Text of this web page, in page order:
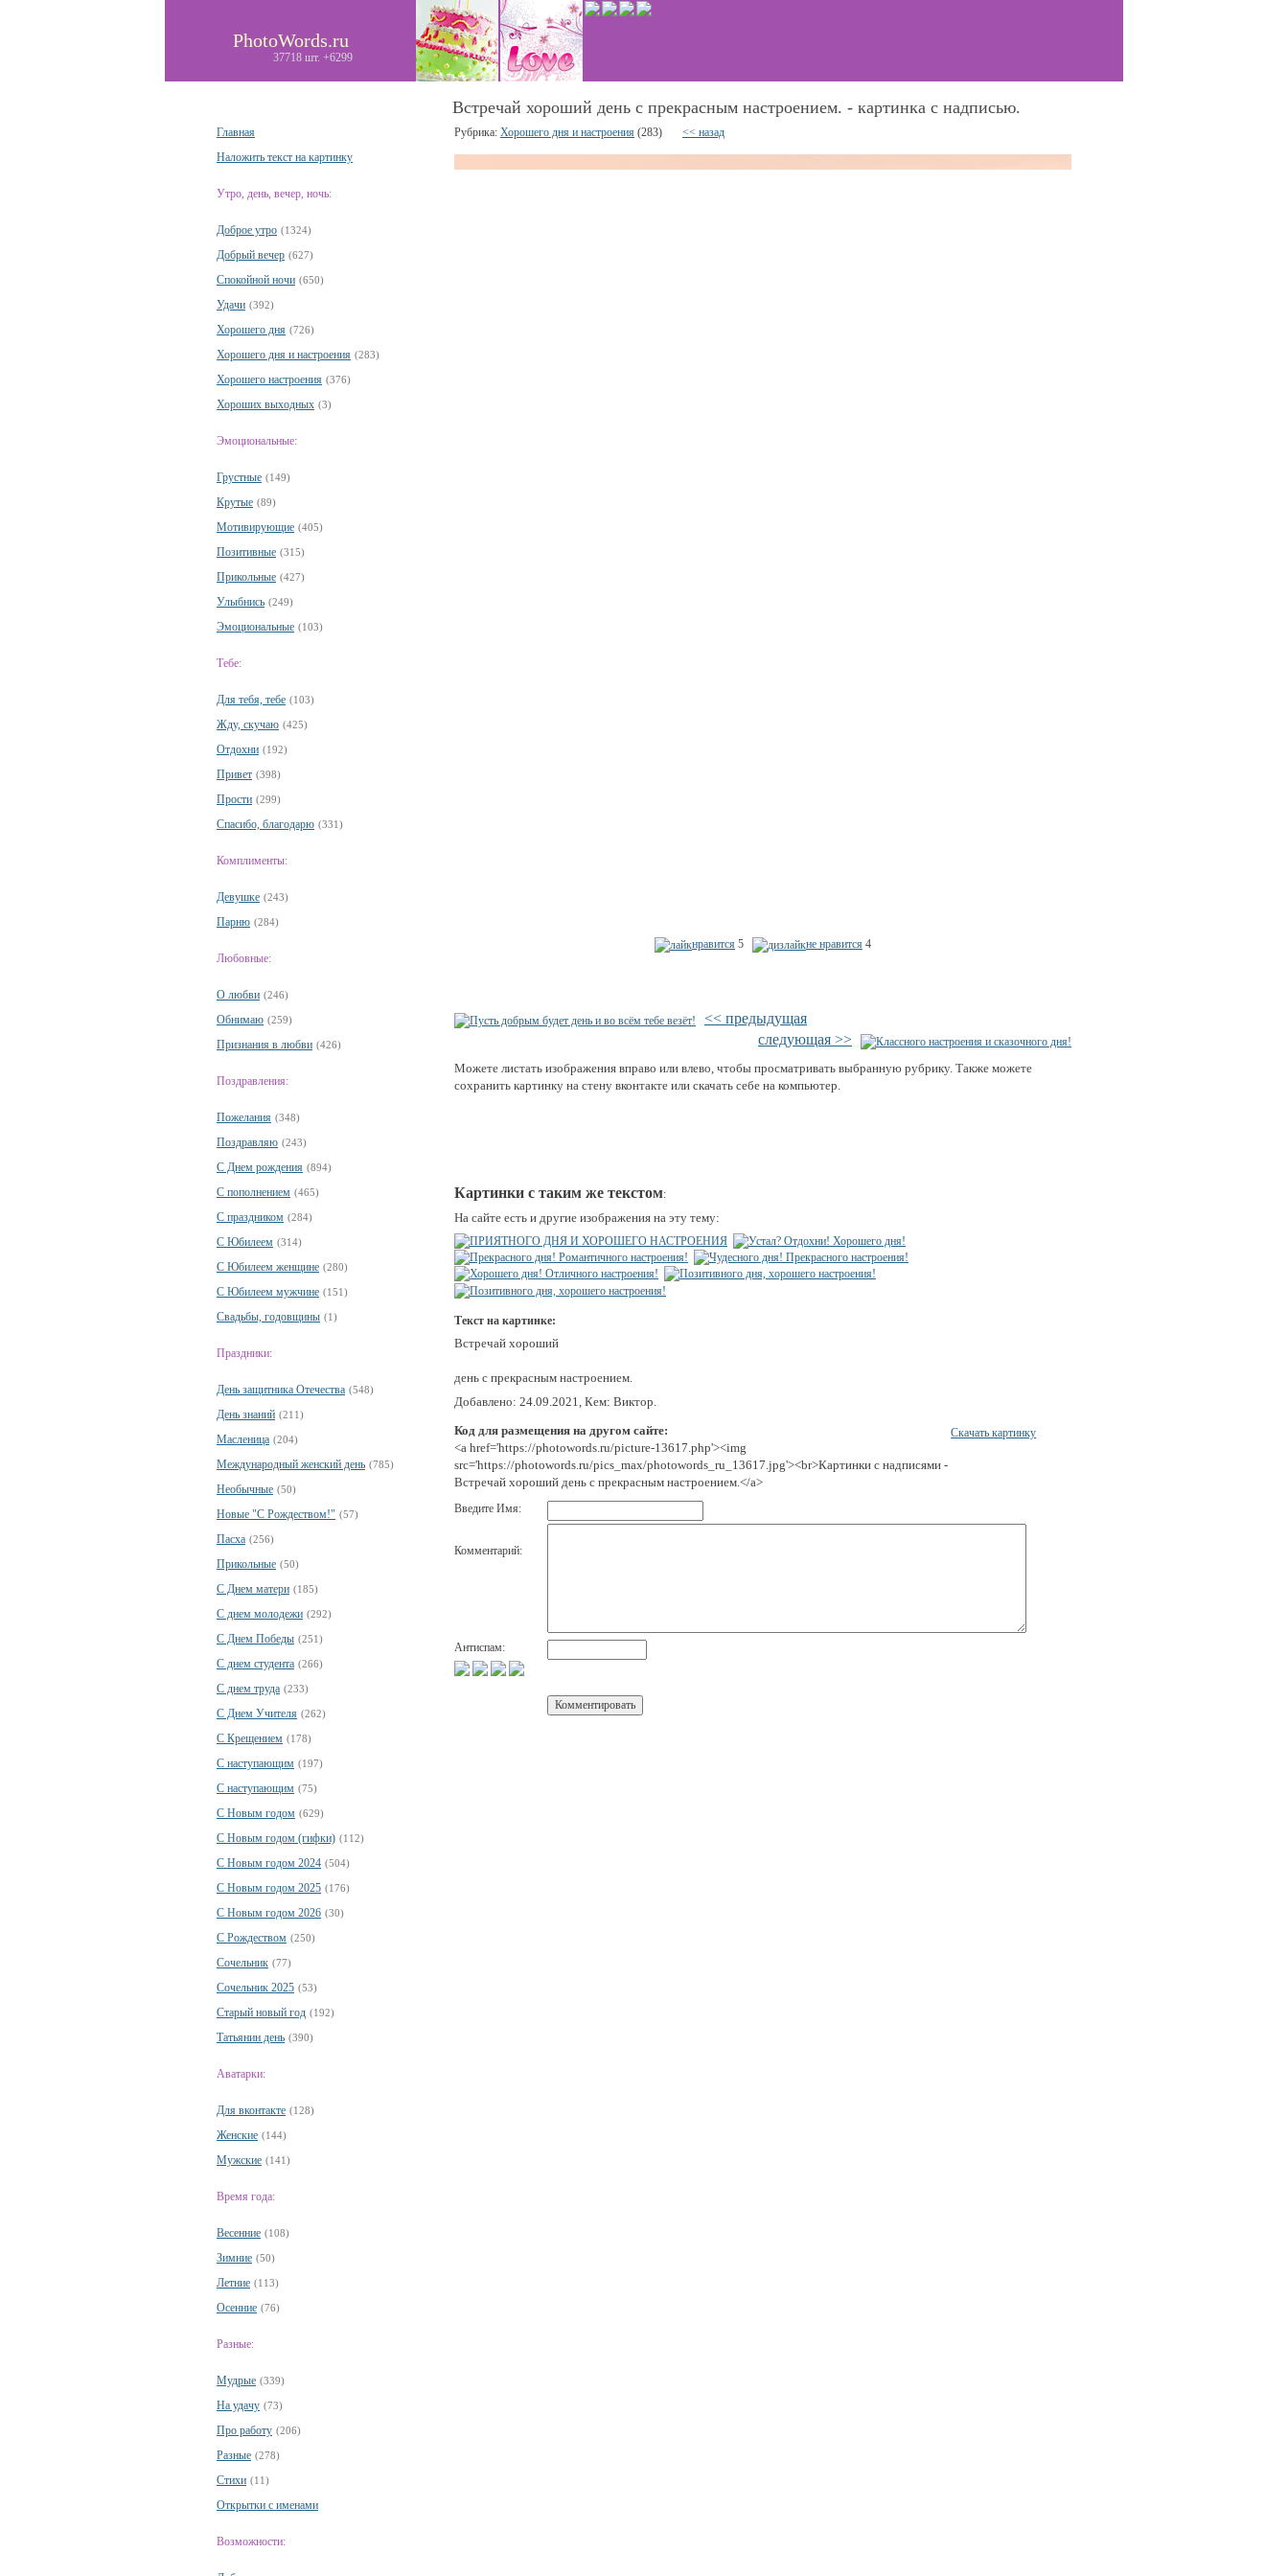
PhotoWords.ru
37718 шт. +6299
Главная
Наложить текст на картинку
Утро, день, вечер, ночь:
Доброе утро (1324)
Добрый вечер (627)
Спокойной ночи (650)
Удачи (392)
Хорошего дня (726)
Хорошего дня и настроения (283)
Хорошего настроения (376)
Хороших выходных (3)
Эмоциональные:
Грустные (149)
Крутые (89)
Мотивирующие (405)
Позитивные (315)
Прикольные (427)
Улыбнись (249)
Эмоциональные (103)
Тебе:
Для тебя, тебе (103)
Жду, скучаю (425)
Отдохни (192)
Привет (398)
Прости (299)
Спасибо, благодарю (331)
Комплименты:
Девушке (243)
Парню (284)
Любовные:
О любви (246)
Обнимаю (259)
Признания в любви (426)
Поздравления:
Пожелания (348)
Поздравляю (243)
С Днем рождения (894)
С пополнением (465)
С праздником (284)
С Юбилеем (314)
С Юбилеем женщине (280)
С Юбилеем мужчине (151)
Свадьбы, годовщины (1)
Праздники:
День защитника Отечества (548)
День знаний (211)
Масленица (204)
Международный женский день (785)
Необычные (50)
Новые "С Рождеством!" (57)
Пасха (256)
Прикольные (50)
С Днем матери (185)
С днем молодежи (292)
С Днем Победы (251)
С днем студента (266)
С днем труда (233)
С Днем Учителя (262)
С Крещением (178)
С наступающим (197)
С наступающим (75)
С Новым годом (629)
С Новым годом (гифки) (112)
С Новым годом 2024 (504)
С Новым годом 2025 (176)
С Новым годом 2026 (30)
С Рождеством (250)
Сочельник (77)
Сочельник 2025 (53)
Старый новый год (192)
Татьянин день (390)
Аватарки:
Для вконтакте (128)
Женские (144)
Мужские (141)
Время года:
Весенние (108)
Зимние (50)
Летние (113)
Осенние (76)
Разные:
Мудрые (339)
На удачу (73)
Про работу (206)
Разные (278)
Стихи (11)
Открытки с именами
Возможности:
Встречай хороший день с прекрасным настроением. - картинка с надписью.
Рубрика: Хорошего дня и настроения (283) << назад
нравится 5 не нравится 4
<< предыдущая
следующая >>
Можете листать изображения вправо или влево, чтобы просматривать выбранную рубрику. Также можете
сохранить картинку на стену вконтакте или скачать себе на компьютер.
Картинки с таким же текстом:
На сайте есть и другие изображения на эту тему:
Текст на картинке:
Встречай хороший
день с прекрасным настроением.
Добавлено: 24.09.2021, Кем: Виктор.
Код для размещения на другом сайте:
<a href='https://photowords.ru/picture-13617.php'><img
src='https://photowords.ru/pics_max/photowords_ru_13617.jpg'><br>Картинки с надписями -
Встречай хороший день с прекрасным настроением.</a>
Скачать картинку
Введите Имя:
Комментарий:
Антиспам: